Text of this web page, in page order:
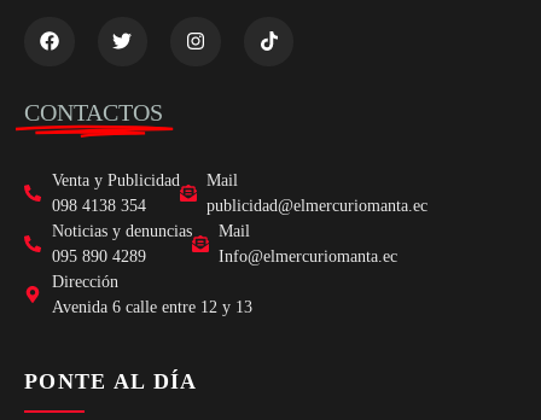
CONTACTOS
Venta y Publicidad
098 4138 354
Mail
publicidad@elmercuriomanta.ec
Noticias y denuncias
095 890 4289
Mail
Info@elmercuriomanta.ec
Dirección
Avenida 6 calle entre 12 y 13
PONTE AL DÍA